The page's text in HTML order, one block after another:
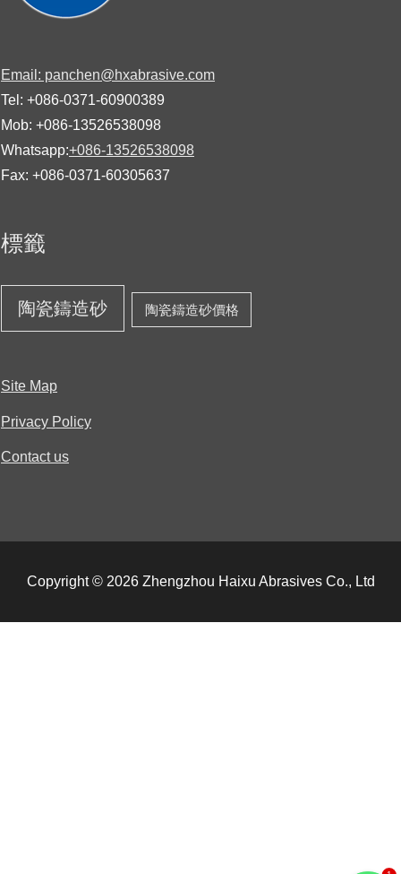
Email: panchen@hxabrasive.com
Tel: +086-0371-60900389
Mob: +086-13526538098
Whatsapp:+086-13526538098
Fax: +086-0371-60305637
標籤
陶瓷鑄造砂 陶瓷鑄造砂價格
Site Map
Privacy Policy
Contact us
Copyright © 2026 Zhengzhou Haixu Abrasives Co., Ltd